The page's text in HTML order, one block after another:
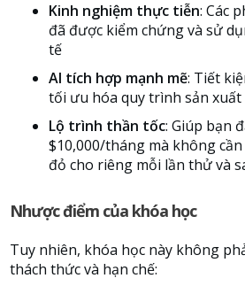
Kinh nghiệm thực tiễn: Các
đã được kiểm chứng và sử
tế
AI tích hợp mạnh mẽ: Tiết
tối ưu hóa quy trình sản xuất
Lộ trình thần tốc: Giúp bạn
$10,000/tháng mà không
đỏ cho riêng mỗi lần thử và
Nhược điểm của khóa học
Tuy nhiên, khóa học này không
thách thức và hạn chế: